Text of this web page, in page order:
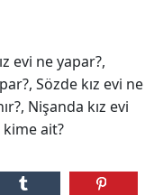
evi ne yapar?,
Sözde kız evi ne
Nişanda kız evi
ait?